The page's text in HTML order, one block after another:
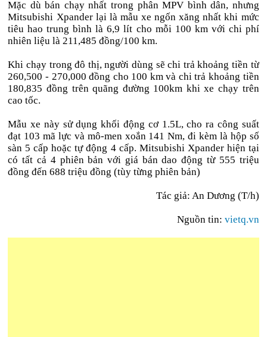
Mặc dù bán chạy nhất trong phân MPV bình dân, nhưng
Mitsubishi Xpander lại là mẫu xe ngốn xăng nhất khi mức
tiêu hao trung bình là 6,9 lít cho mỗi 100 km với chi phí
nhiên liệu là 211,485 đồng/100 km.
Khi chạy trong đô thị, người dùng sẽ chi trả khoảng tiền từ
260,500 - 270,000 đồng cho 100 km và chi trả khoảng tiền
180,835 đồng trên quãng đường 100km khi xe chạy trên
cao tốc.
Mẫu xe này sử dụng khối động cơ 1.5L, cho ra công suất
đạt 103 mã lực và mô-men xoắn 141 Nm, đi kèm là hộp số
sàn 5 cấp hoặc tự động 4 cấp. Mitsubishi Xpander hiện tại
có tất cả 4 phiên bản với giá bán dao động từ 555 triệu
đồng đến 688 triệu đồng (tùy từng phiên bản)
Tác giả: An Dương (T/h)
Nguồn tin: vietq.vn